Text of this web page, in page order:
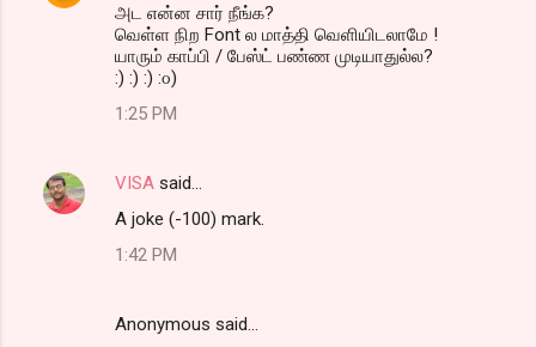
அட என்ன சார் நீங்க?
வெள்ள நிற Font ல மாத்தி வெளியிடலாமே !
யாரும் காப்பி / பேஸ்ட் பண்ண முடியாதுல்ல?
:) :) :) :௦)
1:25 PM
VISA said…
A joke (-100) mark.
1:42 PM
Anonymous said…